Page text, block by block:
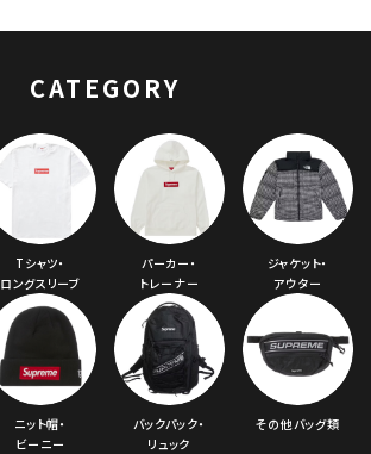
CATEGORY
Tシャツ・
ロングスリーブ
パーカー・
トレーナー
ジャケット・
アウター
ニット帽・
ビーニー
バックパック・
リュック
その他バッグ類